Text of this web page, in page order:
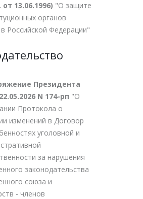
13.06.1996) "О защите
органов
Российской Федерации"
Президента
N 174-рп "О
Протокола о
изменений в Договор
уголовной и
за нарушения
законодательства
союза и
- членов